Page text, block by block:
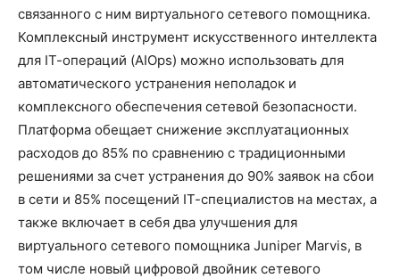
связанного с ним виртуального сетевого помощника.
Комплексный инструмент искусственного интеллекта
для IТ-операций (AIOps) можно использовать для
автоматического устранения неполадок и
комплексного обеспечения сетевой безопасности.
Платформа обещает снижение эксплуатационных
расходов до 85% по сравнению с традиционными
решениями за счет устранения до 90% заявок на сбои
в сети и 85% посещений IТ-специалистов на местах, а
также включает в себя два улучшения для
виртуального сетевого помощника Juniper Marvis, в
том числе новый цифровой двойник сетевого